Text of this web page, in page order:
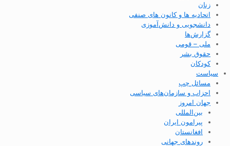
زنان
اتحادیه ها و کانون های صنفی
دانشجویی و دانش‌آموزی
گزارش‌ها
ملی – قومی
حقوق بشر
کودکان
سیاست
مسائل چپ
احزاب و سازمان‌های سیاسی
جهان امروز
بین‌المللی
پیرامون ایران
افغانستان
روندهای جهانی